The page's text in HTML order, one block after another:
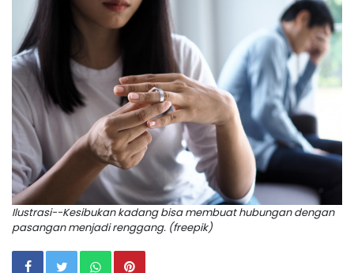
Ilustrasi--Kesibukan kadang bisa membuat hubungan dengan
pasangan menjadi renggang. (freepik)